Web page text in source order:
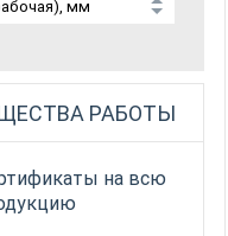
РАБОТЫ
на всю